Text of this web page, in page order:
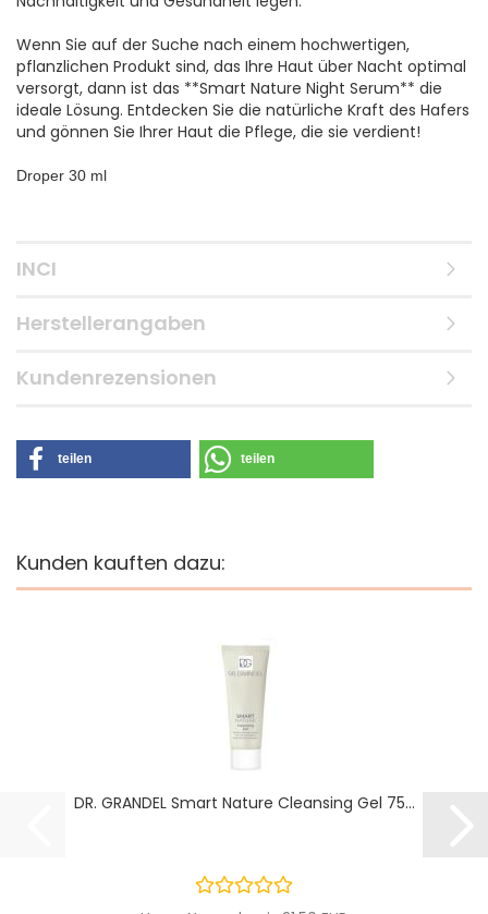
Wenn Sie auf der Suche nach einem hochwertigen,
pflanzlichen Produkt sind, das Ihre Haut über Nacht optimal
versorgt, dann ist das **Smart Nature Night Serum** die
ideale Lösung. Entdecken Sie die natürliche Kraft des Hafers
und gönnen Sie Ihrer Haut die Pflege, die sie verdient!
Droper 30 ml
INCI
Herstellerangaben
Kundenrezensionen
teilen teilen
Kunden kauften dazu:
DR. GRANDEL Smart Nature Cleansing Gel 75...